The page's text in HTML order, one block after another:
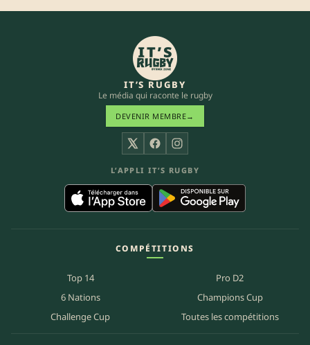
IT’S RUGBY
Le média qui raconte le rugby
DEVENIR MEMBRE→
X FacebookInstagram
L’APPLI IT’S RUGBY
COMPÉTITIONS
Top 14
Pro D2
6 Nations
Champions Cup
Challenge Cup
Toutes les compétitions